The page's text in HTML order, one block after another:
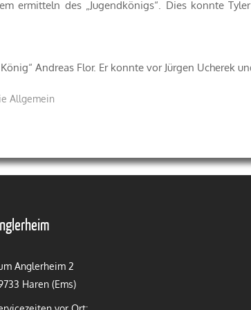
ermitteln des „Jugendkönigs“. Dies konnte
Andreas Flor. Er konnte vor Jürgen Ucherek
Allgemein
Anglerheim 2
Haren (Ems)